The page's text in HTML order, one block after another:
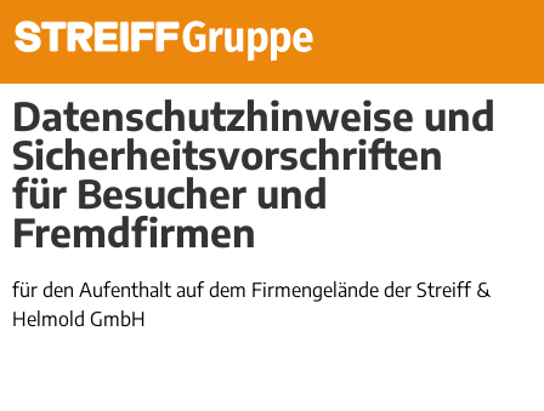
Datenschutzhinweise und
Sicherheitsvorschriften
für Besucher und
Fremdfirmen
für den Aufenthalt auf dem Firmengelände der Streiff &
Helmold GmbH